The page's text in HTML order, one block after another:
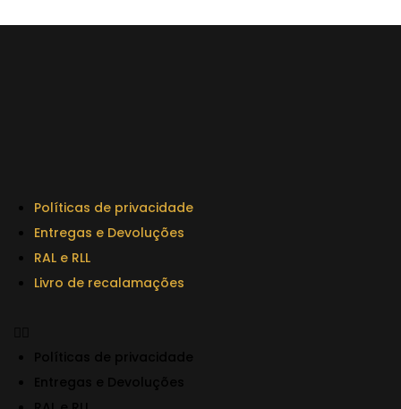
Políticas de privacidade
Entregas e Devoluções
RAL e RLL
Livro de recalamações